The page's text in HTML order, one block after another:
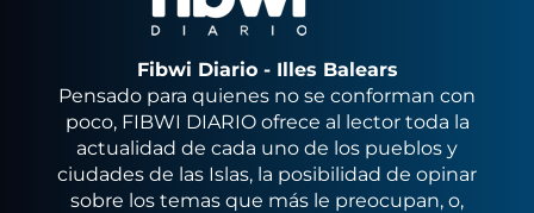
Fibwi Diario - Illes Balears
Pensado para quienes no se conforman con
poco, FIBWI DIARIO ofrece al lector toda la
actualidad de cada uno de los pueblos y
ciudades de las Islas, la posibilidad de opinar
sobre los temas que más le preocupan, o,